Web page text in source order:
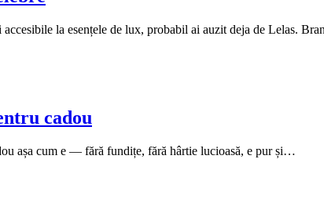
la esențele de lux, probabil ai auzit deja de Lelas.
cadou
așa cum e — fără fundițe, fără hârtie lucioasă, e pur și…